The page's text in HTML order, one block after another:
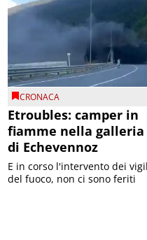
CRONACA
Etroubles: camper in
fiamme nella galleria
di Echevennoz
E in corso l'intervento dei
del fuoco, non ci sono feriti